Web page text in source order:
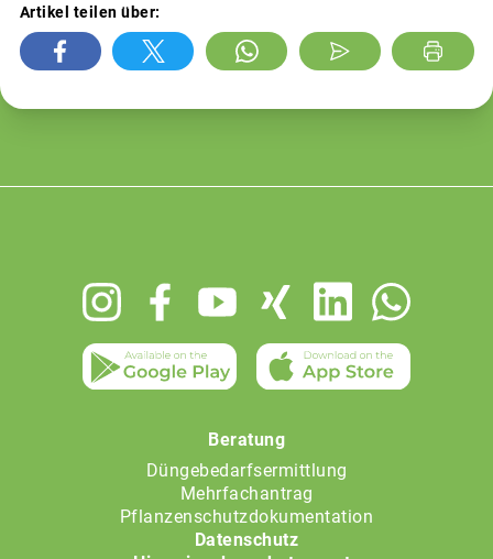
Artikel teilen über:
Beratung
Düngebedarfsermittlung
Mehrfachantrag
Pflanzenschutzdokumentation
Datenschutz